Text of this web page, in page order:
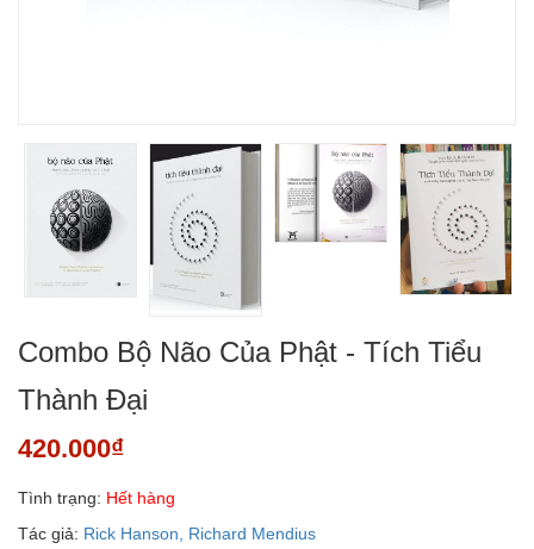
Combo Bộ Não Của Phật - Tích Tiểu
Thành Đại
420.000₫
Tình trạng: Hết hàng
Tác giả: Rick Hanson, Richard Mendius